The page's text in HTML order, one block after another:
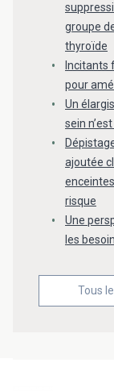
groupe
thyroïde
Incitants
pour
Un
sein
ajoutée
risque
Une
les
Tous